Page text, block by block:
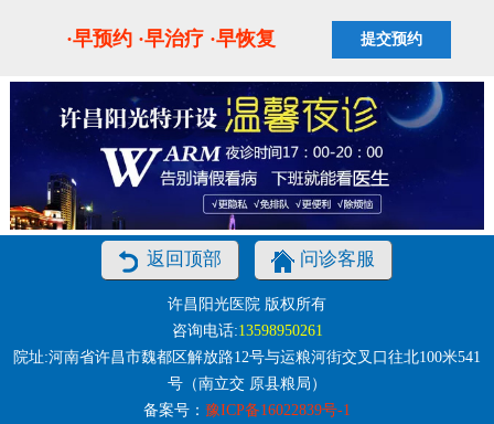
·早预约 ·早治疗 ·早恢复
返回顶部 问诊客服
许昌阳光医院 版权所有
咨询电话:13598950261
院址:河南省许昌市魏都区解放路12号与运粮河街交叉口往北100米541
号（南立交 原县粮局）
备案号： 豫ICP备16022839号-1